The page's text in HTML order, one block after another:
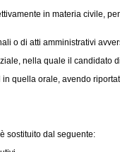
in materia civile,
di atti amministrativi
nella quale il candidato
quella orale, avendo
sostituito dal seguente: